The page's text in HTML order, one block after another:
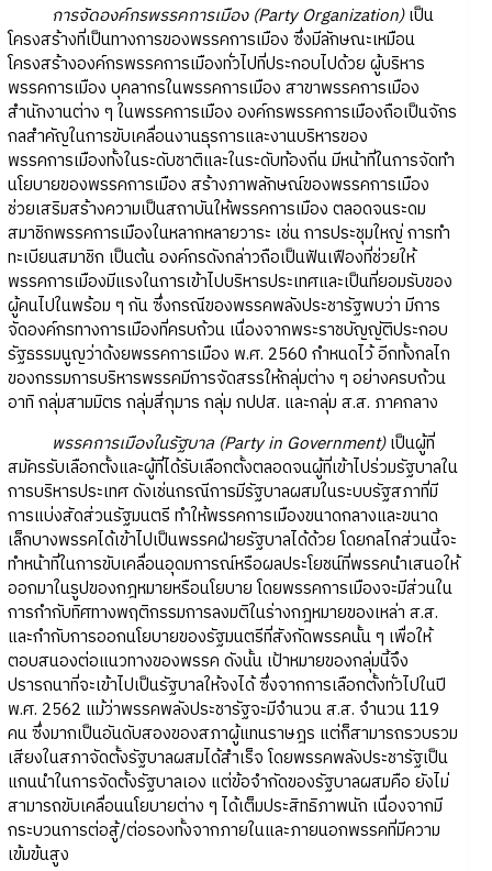
การจัดองค์กรพรรคการเมือง (Party Organization)เป็น
โครงสร้างที่เป็นทางการของพรรคการเมือง ซึ่งมีลักษณะเหมือน
โครงสร้างองค์กรพรรคการเมืองทั่วไปที่ประกอบไปด้วย ผู้บริหาร
พรรคการเมือง บุคลากรในพรรคการเมือง สาขาพรรคการเมือง
สำนักงานต่าง ๆ ในพรรคการเมือง องค์กรพรรคการเมืองถือเป็นจักร
กลสำคัญในการขับเคลื่อนงานธุรการและงานบริหารของ
พรรคการเมืองทั้งในระดับชาติและในระดับท้องถิ่น มีหน้าที่ในการจัดทำ
นโยบายของพรรคการเมือง สร้างภาพลักษณ์ของพรรคการเมือง
ช่วยเสริมสร้างความเป็นสถาบันให้พรรคการเมือง ตลอดจนระดม
สมาชิกพรรคการเมืองในหลากหลายวาระ เช่น การประชุมใหญ่ การทำ
ทะเบียนสมาชิก เป็นต้น องค์กรดังกล่าวถือเป็นฟันเฟืองที่ช่วยให้
พรรคการเมืองมีแรงในการเข้าไปบริหารประเทศและเป็นที่ยอมรับของ
ผู้คนไปในพร้อม ๆ กัน ซึ่งกรณีของพรรคพลังประชารัฐพบว่า มีการ
จัดองค์กรทางการเมืองที่ครบถ้วน เนื่องจากพระราชบัญญัติประกอบ
รัฐธรรมนูญว่าด้งยพรรคการเมือง พ.ศ. 2560 กำหนดไว้ อีกทั้งกลไก
ของกรรมการบริหารพรรคมีการจัดสรรให้กลุ่มต่าง ๆ อย่างครบถ้วน
อาทิ กลุ่มสามมิตร กลุ่มสี่กุมาร กลุ่ม กปปส. และกลุ่ม ส.ส. ภาคกลาง
พรรคการเมืองในรัฐบาล (Party in Government)เป็นผู้ที่
สมัครรับเลือกตั้งและผู้ที่ได้รับเลือกตั้งตลอดจนผู้ที่เข้าไปร่วมรัฐบาลใน
การบริหารประเทศ ดังเช่นกรณีการมีรัฐบาลผสมในระบบรัฐสภาที่มี
การแบ่งสัดส่วนรัฐมนตรี ทำให้พรรคการเมืองขนาดกลางและขนาด
เล็กบางพรรคได้เข้าไปเป็นพรรคฝ่ายรัฐบาลได้ด้วย โดยกลไกส่วนนี้จะ
ทำหน้าที่ในการขับเคลื่อนอุดมการณ์หรือผลประโยชน์ที่พรรคนำเสนอให้
ออกมาในรูปของกฎหมายหรือนโยบาย โดยพรรคการเมืองจะมีส่วนใน
การกำกับทิศทางพฤติกรรมการลงมติในร่างกฎหมายของเหล่า ส.ส.
และกำกับการออกนโยบายของรัฐมนตรีที่สังกัดพรรคนั้น ๆ เพื่อให้
ตอบสนองต่อแนวทางของพรรค ดังนั้น เป้าหมายของกลุ่มนี้จึง
ปรารถนาที่จะเข้าไปเป็นรัฐบาลให้จงได้ ซึ่งจากการเลือกตั้งทั่วไปในปี
พ.ศ. 2562 แม้ว่าพรรคพลังประชารัฐจะมีจำนวน ส.ส. จำนวน 119
คน ซึ่งมากเป็นอันดับสองของสภาผู้แทนราษฎร แต่ก็สามารถรวบรวม
เสียงในสภาจัดตั้งรัฐบาลผสมได้สำเร็จ โดยพรรคพลังประชารัฐเป็น
แกนนำในการจัดตั้งรัฐบาลเอง แต่ข้อจำกัดของรัฐบาลผสมคือ ยังไม่
สามารถขับเคลื่อนนโยบายต่าง ๆ ได้เต็มประสิทธิภาพนัก เนื่องจากมี
กระบวนการต่อสู้/ต่อรองทั้งจากภายในและภายนอกพรรคที่มีความ
เข้มข้นสูง